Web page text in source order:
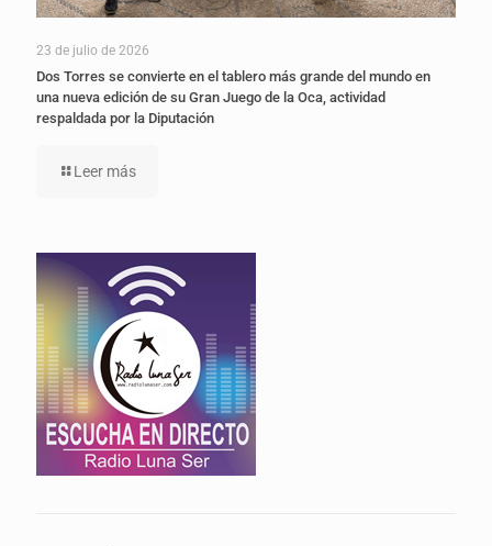
23 de julio de 2026
Dos Torres se convierte en el tablero más grande del mundo en
una nueva edición de su Gran Juego de la Oca, actividad
respaldada por la Diputación
Leer más